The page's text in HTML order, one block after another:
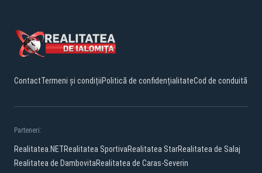
ContactTermeni și condițiiPolitică de confidențialitateCod de conduită
Parteneri:
Realitatea.NETRealitatea SportivaRealitatea StarRealitatea de Salaj
Realitatea de DambovitaRealitatea de Caras-Severin